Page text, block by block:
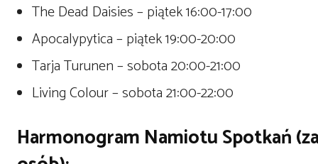
The Dead Daisies – piątek 16:00-17:00
Apocalypytica – piątek 19:00-20:00
Tarja Turunen – sobota 20:00-21:00
Living Colour – sobota 21:00-22:00
Harmonogram Namiotu Spotkań